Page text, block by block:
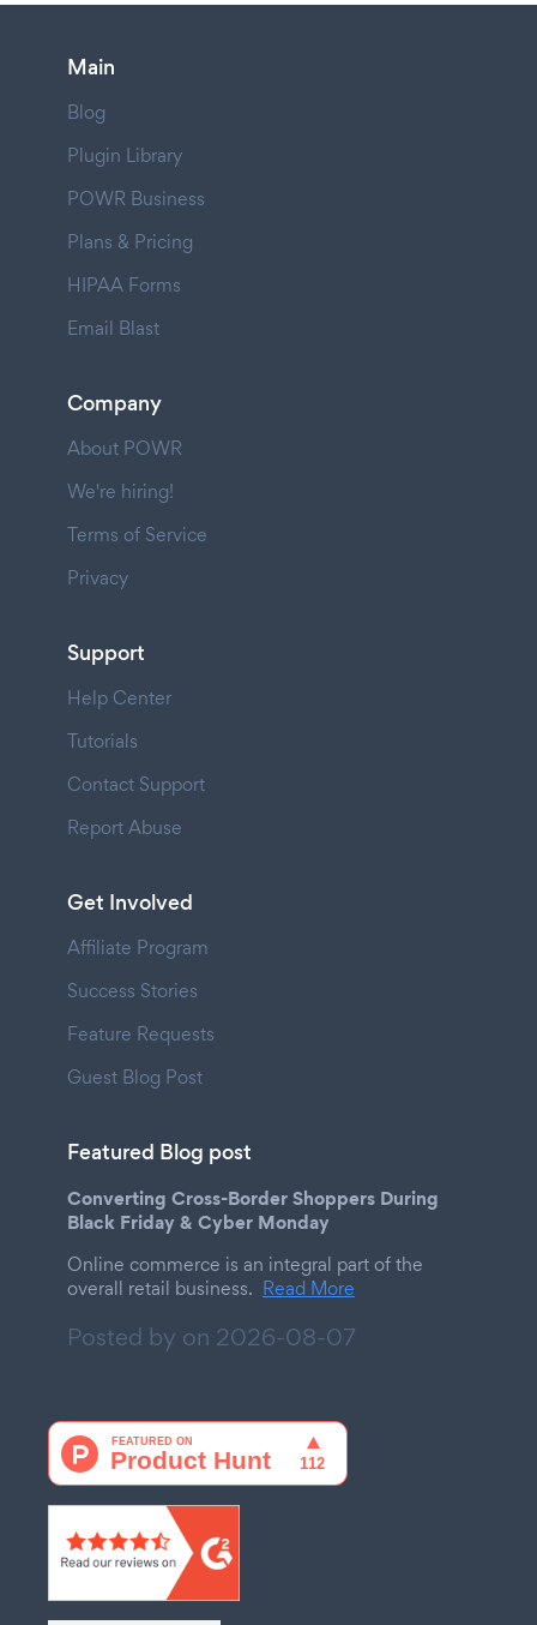
Main
Blog
Plugin Library
POWR Business
Plans & Pricing
HIPAA Forms
Email Blast
Company
About POWR
We're hiring!
Terms of Service
Privacy
Support
Help Center
Tutorials
Contact Support
Report Abuse
Get Involved
Affiliate Program
Success Stories
Feature Requests
Guest Blog Post
Featured Blog post
Converting Cross-Border Shoppers During
Black Friday & Cyber Monday
Online commerce is an integral part of the
overall retail business. Read More
Posted by on 2026-08-07